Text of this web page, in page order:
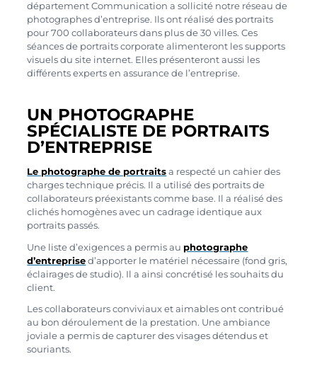
département Communication a sollicité notre réseau de
photographes d’entreprise. Ils ont réalisé des portraits
pour 700 collaborateurs dans plus de 30 villes. Ces
séances de portraits corporate alimenteront les supports
visuels du site internet. Elles présenteront aussi les
différents experts en assurance de l’entreprise.
UN PHOTOGRAPHE
SPÉCIALISTE DE PORTRAITS
D’ENTREPRISE
Le photographe de portraits a respecté un cahier des
charges technique précis. Il a utilisé des portraits de
collaborateurs préexistants comme base. Il a réalisé des
clichés homogènes avec un cadrage identique aux
portraits passés.
Une liste d’exigences a permis au photographe
d’entreprise d’apporter le matériel nécessaire (fond gris,
éclairages de studio). Il a ainsi concrétisé les souhaits du
client.
Les collaborateurs conviviaux et aimables ont contribué
au bon déroulement de la prestation. Une ambiance
joviale a permis de capturer des visages détendus et
souriants.